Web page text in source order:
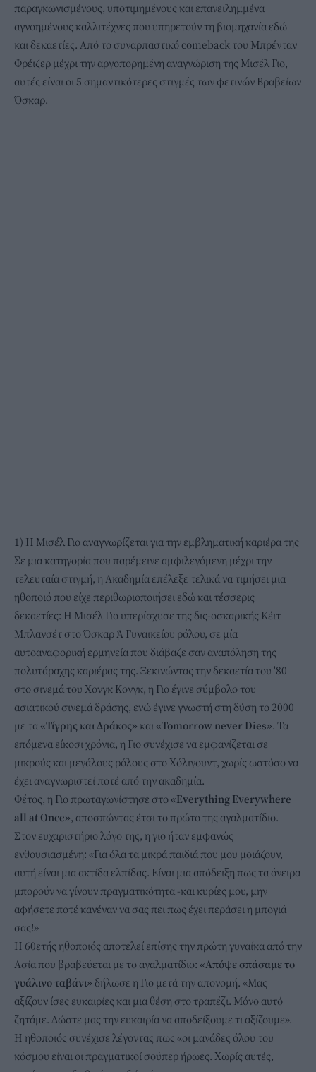
παραγκωνισμένους, υποτιμημένους και επανειλημμένα
αγνοημένους καλλιτέχνες που υπηρετούν τη βιομηχανία εδώ
και δεκαετίες. Από το συναρπαστικό comeback του Μπρένταν
Φρέιζερ μέχρι την αργοπορημένη αναγνώριση της Μισέλ Γιο,
αυτές είναι οι 5 σημαντικότερες στιγμές των φετινών Βραβείων
Όσκαρ.
1) Η Μισέλ Γιο αναγνωρίζεται για την εμβληματική καριέρα της
Σε μια κατηγορία που παρέμεινε αμφιλεγόμενη μέχρι την
τελευταία στιγμή, η Ακαδημία επέλεξε τελικά να τιμήσει μια
ηθοποιό που είχε περιθωριοποιήσει εδώ και τέσσερις
δεκαετίες: Η Μισέλ Γιο υπερίσχυσε της δις-οσκαρικής Κέιτ
Μπλανσέτ στο Όσκαρ Ά Γυναικείου ρόλου, σε μία
αυτοαναφορική ερμηνεία που διάβαζε σαν αναπόληση της
πολυτάραχης καριέρας της. Ξεκινώντας την δεκαετία του '80
στο σινεμά του Χονγκ Κονγκ, η Γιο έγινε σύμβολο του
ασιατικού σινεμά δράσης, ενώ έγινε γνωστή στη δύση το 2000
με τα«Τίγρης και Δράκος» και«Tomorrow never Dies». Τα
επόμενα είκοσι χρόνια, η Γιο συνέχισε να εμφανίζεται σε
μικρούς και μεγάλους ρόλους στο Χόλιγουντ, χωρίς ωστόσο να
έχει αναγνωριστεί ποτέ από την ακαδημία.
Φέτος, η Γιο πρωταγωνίστησε στο«Everything Everywhere
all at Once», αποσπώντας έτσι το πρώτο της αγαλματίδιο.
Στον ευχαριστήριο λόγο της, η γιο ήταν εμφανώς
ενθουσιασμένη: «Για όλα τα μικρά παιδιά που μου μοιάζουν,
αυτή είναι μια ακτίδα ελπίδας. Είναι μια απόδειξη πως τα όνειρα
μπορούν να γίνουν πραγματικότητα -και κυρίες μου, μην
αφήσετε ποτέ κανέναν να σας πει πως έχει περάσει η μπογιά
σας!»
Η 60ετής ηθοποιός αποτελεί επίσης την πρώτη γυναίκα από την
Ασία που βραβεύεται με το αγαλματίδιο: «Απόψε σπάσαμε το
γυάλινο ταβάνι» δήλωσε η Γιο μετά την απονομή. «Μας
αξίζουν ίσες ευκαιρίες και μια θέση στο τραπέζι. Μόνο αυτό
ζητάμε. Δώστε μας την ευκαιρία να αποδείξουμε τι αξίζουμε».
Η ηθοποιός συνέχισε λέγοντας πως «οι μανάδες όλου του
κόσμου είναι οι πραγματικοί σούπερ ήρωες. Χωρίς αυτές,